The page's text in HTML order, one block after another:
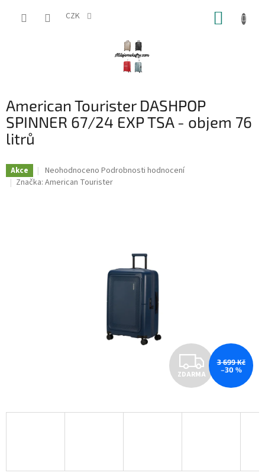
CZK
American Tourister DASHPOP
SPINNER 67/24 EXP TSA - objem 76
litrů
Akce
Průměrné
hodnocení
Neohodnoceno Podrobnosti hodnocení
Značka: American Tourister
Z
D
A
ZDARMA
3 699 Kč
–30 %